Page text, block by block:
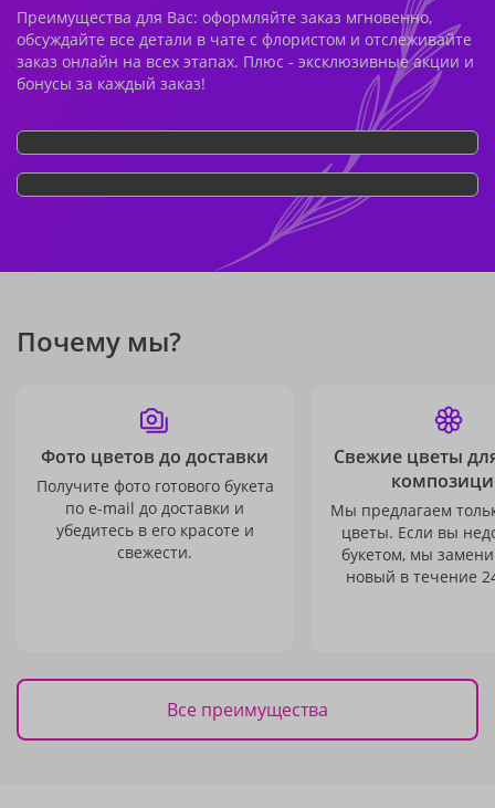
Преимущества для Вас: оформляйте заказ мгновенно,
обсуждайте все детали в чате с флористом и отслеживайте
заказ онлайн на всех этапах. Плюс - эксклюзивные акции и
бонусы за каждый заказ!
Почему мы?
Фото цветов до доставки
Получите фото готового букета
по e-mail до доставки и
убедитесь в его красоте и
свежести.
Свежие цветы
Мы предлагаем
цветы. Если вы
букетом, мы
новый в течение
Все преимущества